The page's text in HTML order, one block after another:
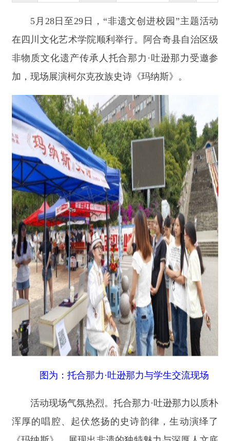
加，现场展演柯尔克孜族史诗《玛纳斯》。
图为：托合那力 ·吐逊那力与学生交流现场
活动现场气氛热烈。托合那力·吐逊那力以质朴
浑厚的唱腔、起伏悠扬的史诗韵律，生动演绎了
《玛纳斯》，展现出非遗的独特魅力与深厚人文底
风采。展演结束后，他结合自身从业经历，简要介
绍了阿合奇县地域民俗、《玛纳斯》的传承历程、